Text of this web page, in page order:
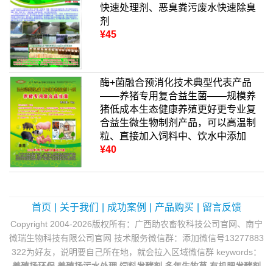
快速处理剂、恶臭粪污废水快速除臭
剂
¥45
酶+菌融合预消化技术典型代表产品
——养猪专用复合益生菌——规模养
猪低成本生态健康养殖更好更专业复
合益生微生物制剂产品，可以高温制
粒、直接加入饲料中、饮水中添加
¥40
首页 关于我们 成功案例 产品购买 留言反馈
Copyright 2004-2026版权所有：广西助农畜牧科技公司官网、南宁
微瑞生物科技有限公司官网 技术服务微信群：添加微信号13277883
322为好友，说明要自己所在地，就会拉入区域微信群 keywords：